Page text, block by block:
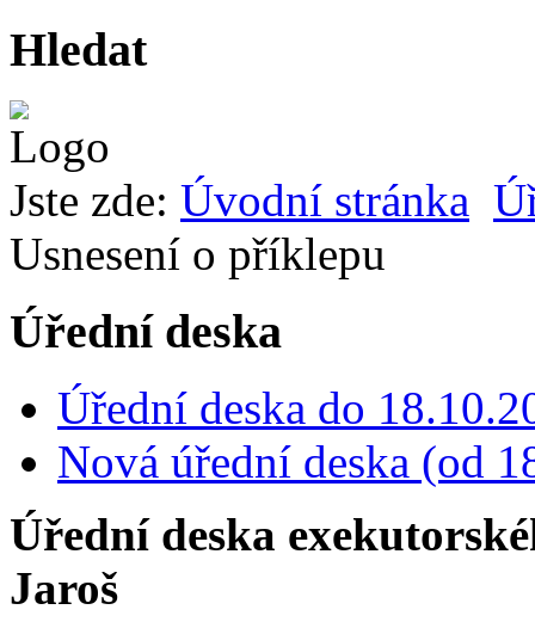
Hledat
Jste zde: Úvodní stránka
Usnesení o příklepu
Úřední deska
Úřední deska do
Nová úřední deska (od
Úřední deska
Jaroš